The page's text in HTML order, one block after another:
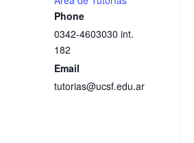
Phone
0342-4603030 int.
182
Email
tutorias@ucsf.edu.ar